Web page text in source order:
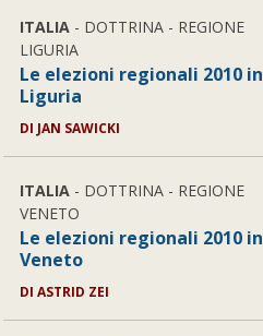
ITALIA - DOTTRINA - REGIONE
LIGURIA
Le elezioni regionali 2010 in
Liguria
DI JAN SAWICKI
ITALIA - DOTTRINA - REGIONE
VENETO
Le elezioni regionali 2010 in
Veneto
DI ASTRID ZEI